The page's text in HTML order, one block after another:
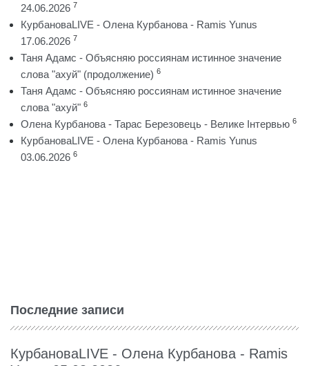
24.06.2026 7
КурбановаLIVE - Олена Курбанова - Ramis Yunus
17.06.2026 7
Таня Адамс - Объясняю россиянам истинное значение
слова "ахуй" (продолжение) 6
Таня Адамс - Объясняю россиянам истинное значение
слова "ахуй" 6
Олена Курбанова - Тарас Березовець - Велике Інтервью 6
КурбановаLIVE - Олена Курбанова - Ramis Yunus
03.06.2026 6
Последние записи
КурбановаLIVE - Олена Курбанова - Ramis